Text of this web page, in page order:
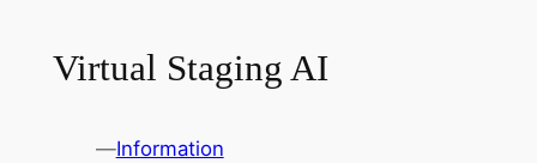
Virtual Staging AI
—Information